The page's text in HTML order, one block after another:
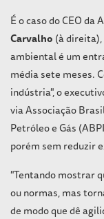
É o caso do CEO da
Carvalho (à
ambiental é um
média sete meses.
indústria", o
via Associação
Petróleo e Gás
porém sem reduzir
"Tentando mostrar
ou normas, mas
de modo que dê